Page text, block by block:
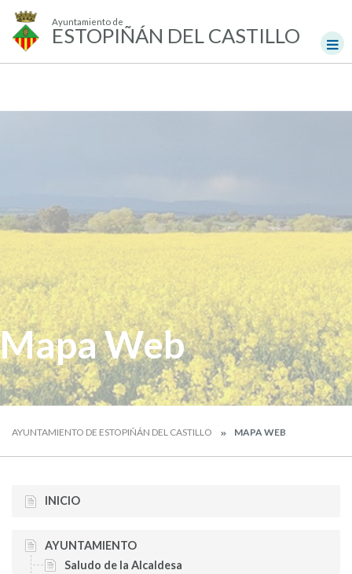
Ayuntamiento de
ESTOPIÑÁN DEL CASTILLO
Mapa Web
AYUNTAMIENTO DE ESTOPIÑÁN DEL CASTILLO MAPA WEB
INICIO
AYUNTAMIENTO
Saludo de la Alcaldesa